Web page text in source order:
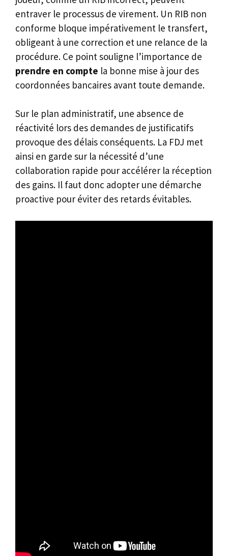
entraver le processus de virement. Un RIB non
conforme bloque impérativement le transfert,
obligeant à une correction et une relance de la
procédure. Ce point souligne l’importance de
prendre en compte la bonne mise à jour des
coordonnées bancaires avant toute demande.
Sur le plan administratif, une absence de
réactivité lors des demandes de justificatifs
provoque des délais conséquents. La FDJ met
ainsi en garde sur la nécessité d’une
collaboration rapide pour accélérer la réception
des gains. Il faut donc adopter une démarche
proactive pour éviter des retards évitables.